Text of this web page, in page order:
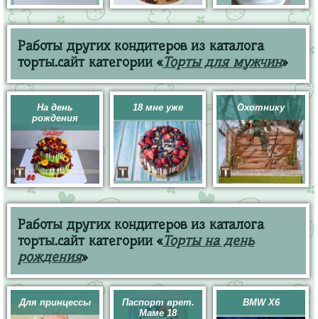
Работы других кондитеров из каталога
торты.сайт категории «Торты для мужчин»
На день
рождения
18 мне уже Охотнику
Работы других кондитеров из каталога
торты.сайт категории «Торты на день
рождения»
Для принцессы
Паспорт врет.
Маме 18
BMW X6